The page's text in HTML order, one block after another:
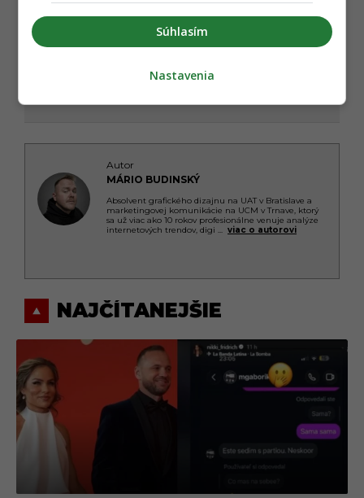
Autor
MÁRIO BUDINSKÝ
Absolvent grafického dizajnu na UAT v Bratislave a
marketingovej komunikácie na UCM v Trnave, ktorý
sa už viac ako 10 rokov profesionálne venuje analýze
internetových trendov, digi ... viac o autorovi
NAJČÍTANEJŠIE
Súhlasím
Nastavenia